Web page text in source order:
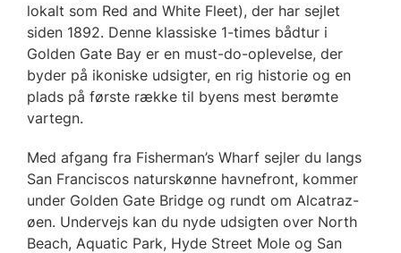
lokalt som Red and White Fleet), der har sejlet
siden 1892. Denne klassiske 1-times bådtur i
Golden Gate Bay er en must-do-oplevelse, der
byder på ikoniske udsigter, en rig historie og en
plads på første række til byens mest berømte
vartegn.
Med afgang fra Fisherman’s Wharf sejler du langs
San Franciscos naturskønne havnefront, kommer
under Golden Gate Bridge og rundt om Alcatraz-
øen. Undervejs kan du nyde udsigten over North
Beach, Aquatic Park, Hyde Street Mole og San